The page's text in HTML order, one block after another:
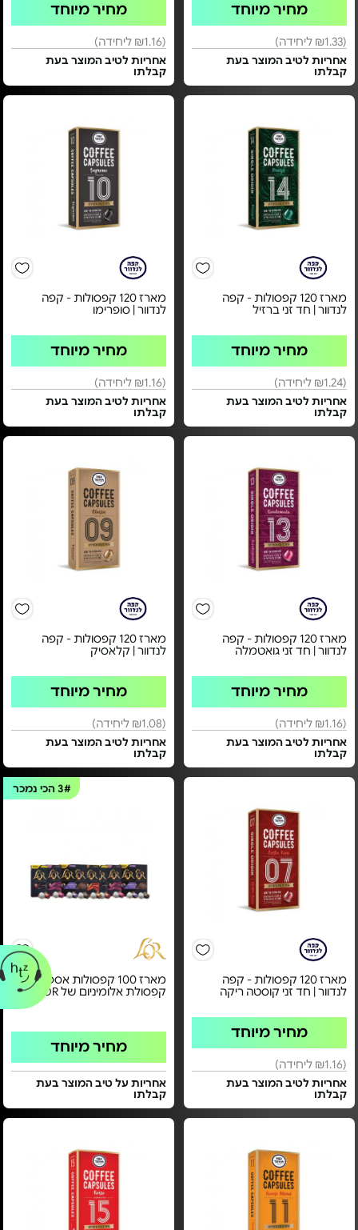
מחיר מיוחד
(₪1.33 ליחידה)
אחריות לטיב המוצר בעת
קבלתו
מחיר מיוחד
(₪1.16 ליחידה)
אחריות לטיב המוצר בעת
קבלתו
מארז 120 קפסולות - קפה
לנדוור | חד זני ברזיל
מחיר מיוחד
(₪1.24 ליחידה)
אחריות לטיב המוצר בעת
קבלתו
מארז 120 קפסולות - קפה
לנדוור | סופרימו
מחיר מיוחד
(₪1.16 ליחידה)
אחריות לטיב המוצר בעת
קבלתו
מארז 120 קפסולות - קפה
לנדוור | חד זני גואטמלה
מחיר מיוחד
(₪1.16 ליחידה)
אחריות לטיב המוצר בעת
קבלתו
מארז 120 קפסולות - קפה
לנדוור | קלאסיק
מחיר מיוחד
(₪1.08 ליחידה)
אחריות לטיב המוצר בעת
קבלתו
מארז 120 קפסולות - קפה
לנדוור | חד זני קוסטה ריקה
מחיר מיוחד
(₪1.16 ליחידה)
אחריות לטיב המוצר בעת
קבלתו
3#הכי נמכר
מארז 100 קפסולות אספרסו -
קפסולת אלומיניום של LOR
מחיר מיוחד
אחריות על טיב המוצר בעת
קבלתו